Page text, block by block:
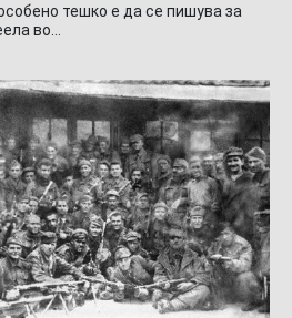
тешко е да се пишува за
во…